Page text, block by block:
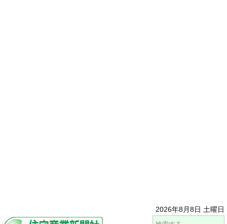
2026年8月8日 土曜日